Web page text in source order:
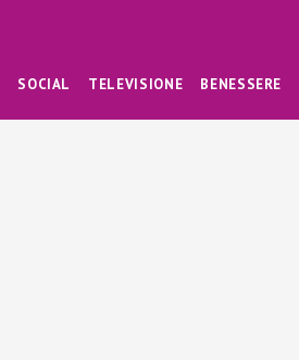
SOCIAL TELEVISIONE BENESSERE